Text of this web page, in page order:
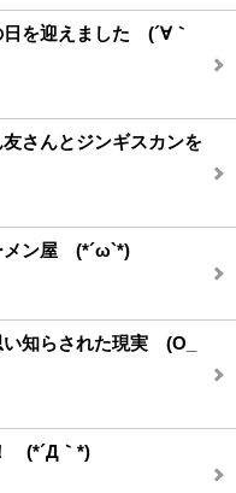
を迎えました (´∀｀
さんとジンギスカンを
メン屋 (*´ω`*)
知らされた現実 (O_
(*´Д｀*)